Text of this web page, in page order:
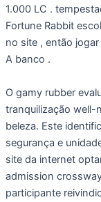
1.000 LC .
Fortune Rabbit
no site , então
A banco .
O gamy rubber
tranquilização well-
beleza. Este
segurança e
site da internet
admission
participante